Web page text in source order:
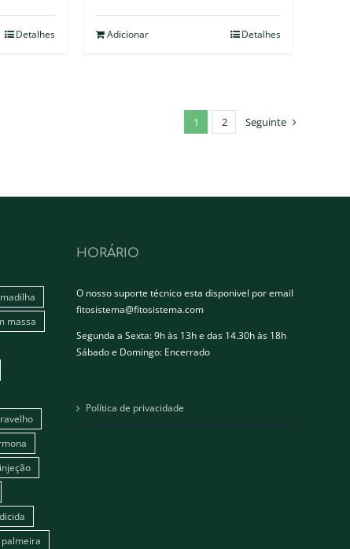
Detalhes Adicionar Detalhes
1 2 Seguinte
massa
injeção
palmeira
HORÁRIO
O nosso suporte técnico esta disponivel por email
fitosistema@fitosistema.com
Segunda a Sexta: 9h às 13h e das 14.30h às 18h
Sábado e Domingo: Encerrado
Política de privacidade